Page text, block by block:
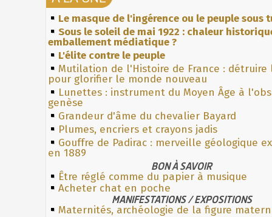
Le masque de l'ingérence ou le peuple sous
Sous le soleil de mai 1922 : chaleur
emballement médiatique ?
L'élite contre le peuple
Mutilation de l'Histoire de France : détruire
pour glorifier le monde nouveau
Lunettes : instrument du Moyen Âge à
genèse
Grandeur d'âme du chevalier Bayard
Plumes, encriers et crayons jadis
Gouffre de Padirac : merveille géologique
en 1889
BON À SAVOIR
Être réglé comme du papier à musique
Acheter chat en poche
MANIFESTATIONS / EXPOSITIONS
Maternités, archéologie de la figure